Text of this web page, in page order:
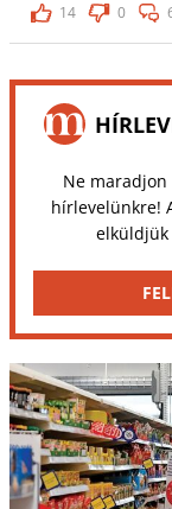
14
0
Ne maradjon
hírlevelünkre!